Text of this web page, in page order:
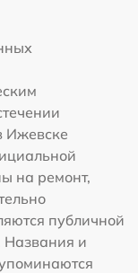
Ижевске
на ремонт,
публичной
Названия и